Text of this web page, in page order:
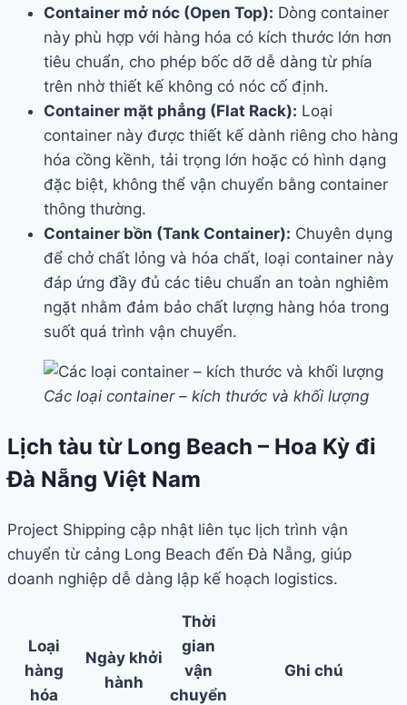
Container mở nóc (Open Top): Dòng container
này phù hợp với hàng hóa có kích thước lớn hơn
tiêu chuẩn, cho phép bốc dỡ dễ dàng từ phía
trên nhờ thiết kế không có nóc cố định.
Container mặt phẳng (Flat Rack): Loại
container này được thiết kế dành riêng cho hàng
hóa cồng kềnh, tải trọng lớn hoặc có hình dạng
đặc biệt, không thể vận chuyển bằng container
thông thường.
Container bồn (Tank Container): Chuyên dụng
để chở chất lỏng và hóa chất, loại container này
đáp ứng đầy đủ các tiêu chuẩn an toàn nghiêm
ngặt nhằm đảm bảo chất lượng hàng hóa trong
suốt quá trình vận chuyển.
Các loại container – kích thước và khối lượng
Lịch tàu từ Long Beach – Hoa Kỳ đi
Đà Nẵng Việt Nam
Project Shipping cập nhật liên tục lịch trình vận
chuyển từ cảng Long Beach đến Đà Nẵng, giúp
doanh nghiệp dễ dàng lập kế hoạch logistics.
Loại
hàng
hóa
Ngày khởi
hành
Thời
gian
vận
chuyển
Ghi chú